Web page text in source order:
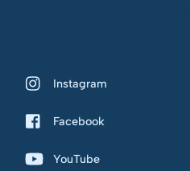
Instagram
Facebook
YouTube